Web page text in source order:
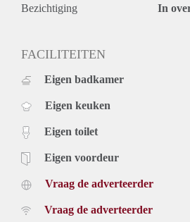
Bezichtiging In
FACILITEITEN
Eigen badkamer
Eigen keuken
Eigen toilet
Eigen voordeur
Vraag de adverteerder
Vraag de adverteerder